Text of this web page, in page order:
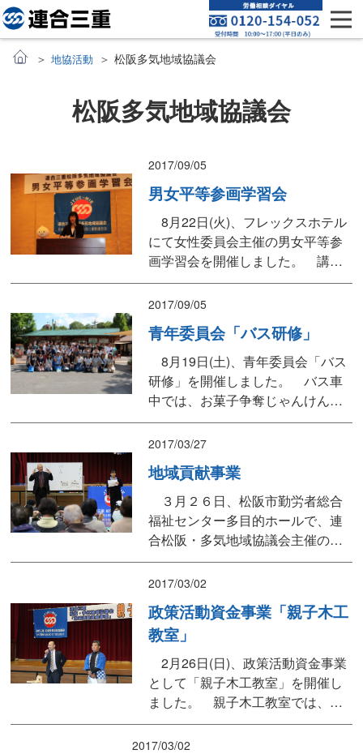
地協活動 松阪多気地域協議会
松阪多気地域協議会
2017/09/05
男女平等参画学習会
8月22日(火)、フレックスホテル
にて女性委員会主催の男女平等参
画学習会を開催しました。 講師
には、連合三重副事務局長の廣瀬
純子さんを迎え「男女平等関連の
男女平等関連の法制度は組合の努
力があって改正されたことや、三
重県の結婚幸福度は全国44位であ
ることなどお話しいただきまし
2017/09/05
青年委員会「バス研修」
8月19日(土)、青年委員会「バス
研修」を開催しました。 バス車
中では、お菓子争奪じゃんけんで
初めての人とも和み伊賀市に向か
いました。伊賀市では、伊賀くみ
くみひも体験をし、その後、伊賀
地協の方々も交え、伊賀の里モク
モク手づくりファームでバーベキ
ューを楽しみました。モクモクフ
2017/03/27
地域貢献事業
３月２６日、松阪市勤労者総合
福祉センター多目的ホールで、連
合松阪・多気地域協議会主催の地
域貢献事業「手話講座」、「手話
ダンス」、「ボルトボルズサイエ
た。 当日はあいにくの天候でし
たが、会場には組合員とそのご家
族、地域住民の皆さんが多数参加
いただき、手話講座や手話ダンス
では、手話が言語である...
2017/03/02
政策活動資金事業「親子木工
教室」
2月26日(日)、政策活動資金事業
として「親子木工教室」を開催し
ました。 親子木工教室では、三
重県建設労働組合松阪支部の組合
員（大工さん）の方々にご指導い
2017/03/02